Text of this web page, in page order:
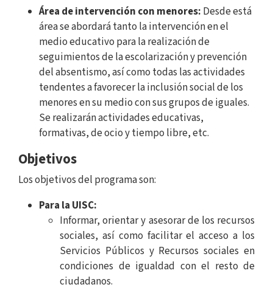
Área de intervención con menores: Desde está
área se abordará tanto la intervención en el
medio educativo para la realización de
seguimientos de la escolarización y prevención
del absentismo, así como todas las actividades
tendentes a favorecer la inclusión social de los
menores en su medio con sus grupos de iguales.
Se realizarán actividades educativas,
formativas, de ocio y tiempo libre, etc.
Objetivos
Los objetivos del programa son:
Para la UISC:
Informar, orientar y asesorar de los recursos
sociales, así como facilitar el acceso a los
Servicios Públicos y Recursos sociales en
condiciones de igualdad con el resto de
ciudadanos.